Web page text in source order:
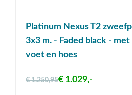
Platinum Nexus T2
3x3 m. - Faded black -
voet en hoes
€ 1.250,95€ 1.029,-